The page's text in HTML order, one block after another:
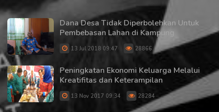
Dana Desa Tidak Diperbolehkan Untuk
Pembebasan Lahan di Kampung
13 Jul 2018 09:47 28866
Peningkatan Ekonomi Keluarga Melalui
Kreatifitas dan Keterampilan
13 Nov 2017 09:34 28284